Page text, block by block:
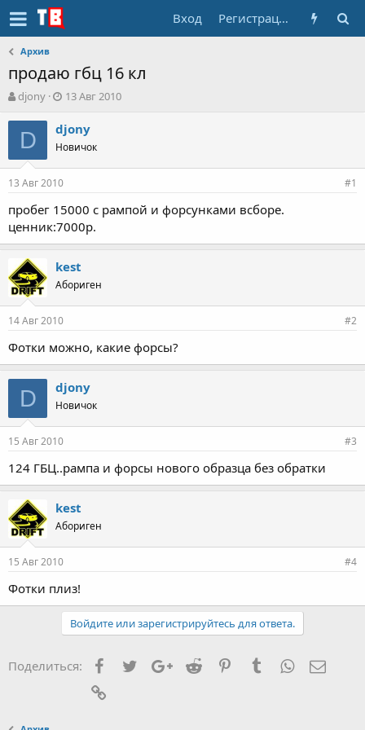
Вход Регистрация
Архив
продаю гбц 16 кл
А
т
т
е
ы
djony
Д
т
а
н
а
л
а
13 Авг 2010
D djony
Новичок
13 Авг 2010 #1
пробег 15000 с рампой и форсунками всборе.
ценник:7000р.
kest
Абориген
14 Авг 2010 #2
Фотки можно, какие форсы?
D djony
Новичок
15 Авг 2010 #3
124 ГБЦ..рампа и форсы нового образца без обратки
kest
Абориген
15 Авг 2010 #4
Фотки плиз!
Войдите или зарегистрируйтесь для ответа.
Поделиться: FacebookTwitterGoogle+
Reddit PinterestTumblrWhatsApp